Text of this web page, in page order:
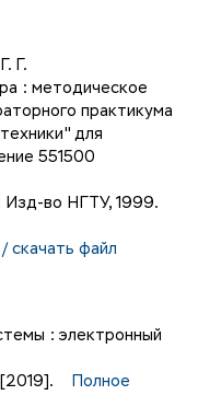
Г.
: методическое
практикума
для
551500
Изд-во НГТУ, 1999.
скачать файл
: электронный
[2019].
Полное